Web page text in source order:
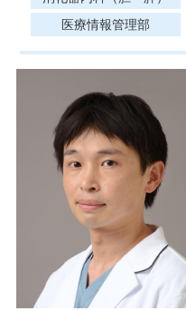
医療情報管理部